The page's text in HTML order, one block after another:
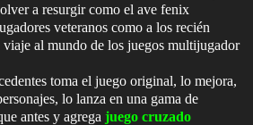
a resurgir como el ave fenix
veteranos como a los recién
al mundo de los juegos multijugador
toma el juego original, lo mejora,
lo lanza en una gama de
antes y agrega juego cruzado